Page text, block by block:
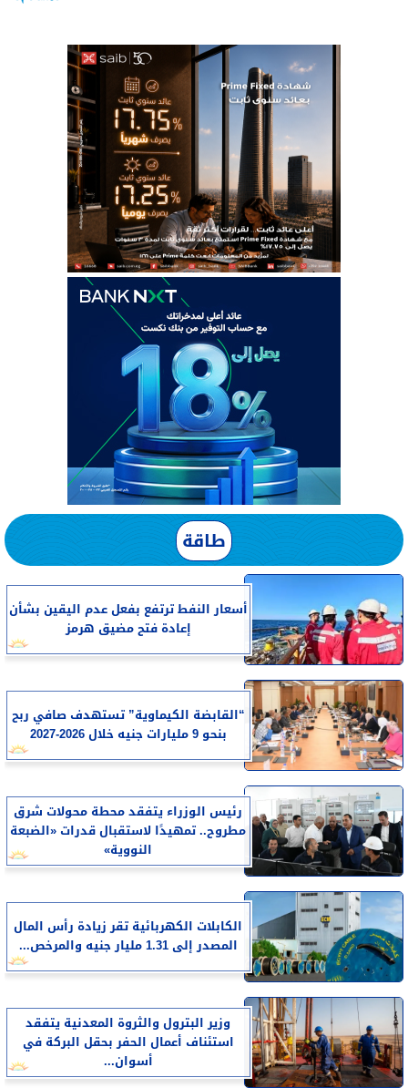
طاقة
أسعار النفط ترتفع بفعل عدم اليقين بشأن
إعادة فتح مضيق هرمز
“القابضة الكيماوية” تستهدف صافي ربح
بنحو 9 مليارات جنيه خلال 2026-2027
رئيس الوزراء يتفقد محطة محولات شرق
مطروح.. تمهيدًا لاستقبال قدرات «الضبعة
النووية»
الكابلات الكهربائية تقر زيادة رأس المال
المصدر إلى 1.31 مليار جنيه والمرخص...
وزير البترول والثروة المعدنية يتفقد
استئناف أعمال الحفر بحقل البركة في
أسوان...